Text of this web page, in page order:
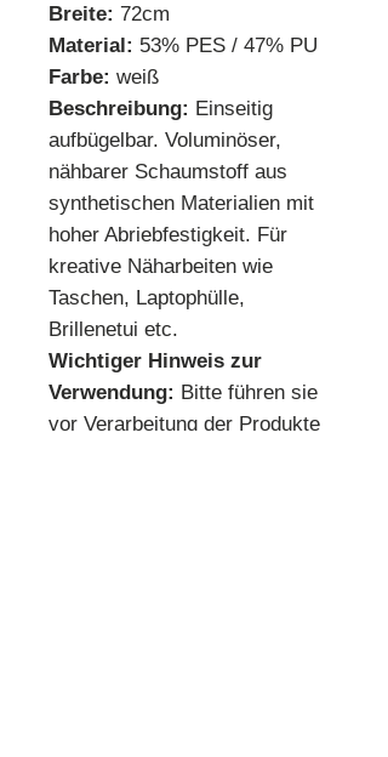
Breite: 72cm
Material: 53% PES / 47% PU
Farbe: weiß
Beschreibung: Einseitig
aufbügelbar. Voluminöser,
nähbarer Schaumstoff aus
synthetischen Materialien mit
hoher Abriebfestigkeit. Für
kreative Näharbeiten wie
Taschen, Laptophülle,
Brillenetui etc.
Wichtiger Hinweis zur
Verwendung: Bitte führen sie
vor Verarbeitung der Produkte